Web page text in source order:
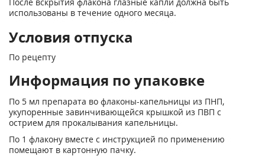
использованы в течение одного месяца.
Условия отпуска
По рецепту
Информация по упаковке
По 5 мл препарата во флаконы-капельницы из ПНП,
укупоренные завинчивающейся крышкой из ПВП с
острием для прокалывания капельницы.
По 1 флакону вместе с инструкцией по применению
помещают в картонную пачку.